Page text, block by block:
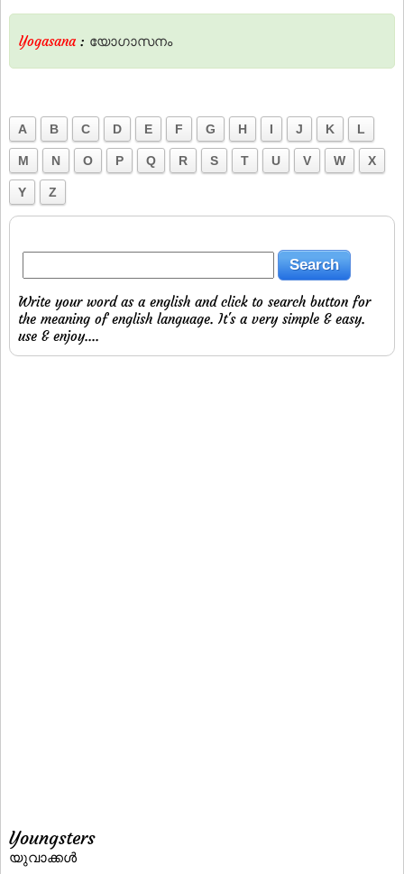
Yogasana : യോഗാസനം
A B C D E F G H I J K L
M N O P Q R S T U V W X
Y Z
Write your word as a english and click to search button for
the meaning of english language. It's a very simple & easy.
use & enjoy....
Youngsters
യുവാക്കള്‍